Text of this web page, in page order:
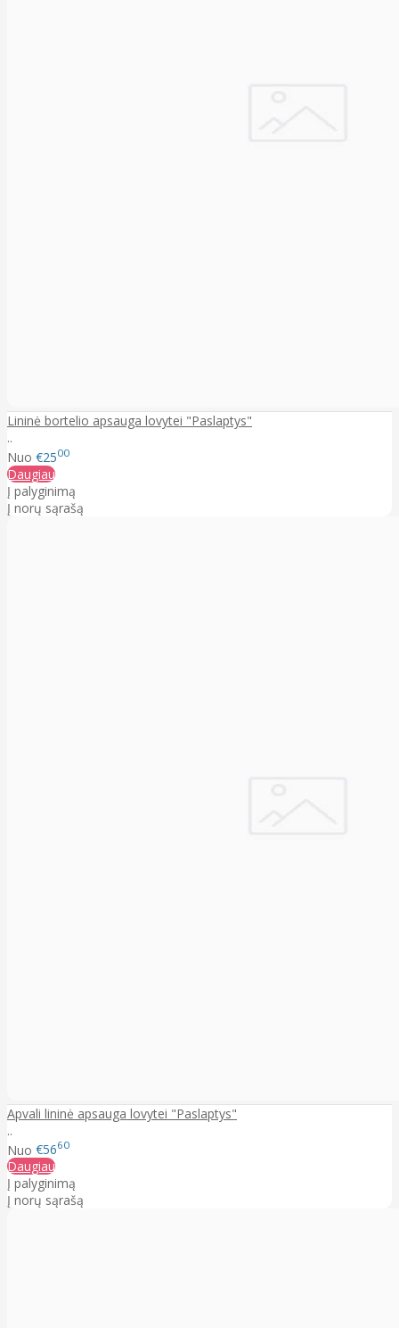
Lininė bortelio apsauga lovytei "Paslaptys"
..
Nuo €2500
Daugiau
Į palyginimą
Į norų sąrašą
Apvali lininė apsauga lovytei "Paslaptys"
..
Nuo €5660
Daugiau
Į palyginimą
Į norų sąrašą